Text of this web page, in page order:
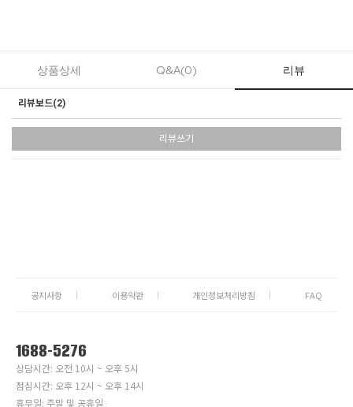
상품상세 Q&A(0) 리뷰
리뷰보드(2)
리뷰쓰기
공지사항 이용약관 개인정보처리방침 FAQ
1688-5276
상담시간: 오전 10시 ~ 오후 5시
점심시간: 오후 12시 ~ 오후 14시
휴무일: 주말 및 공휴일